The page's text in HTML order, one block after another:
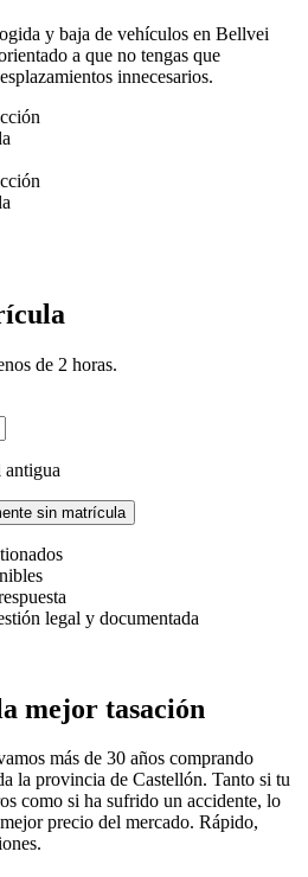
y baja de vehículos en Bellvei
a que no tengas que
innecesarios.
de 2 horas.
sin matrícula
legal y documentada
mejor tasación
más de 30 años comprando
la provincia de Castellón. Tanto si tu
como si ha sufrido un accidente, lo
precio del mercado. Rápido,